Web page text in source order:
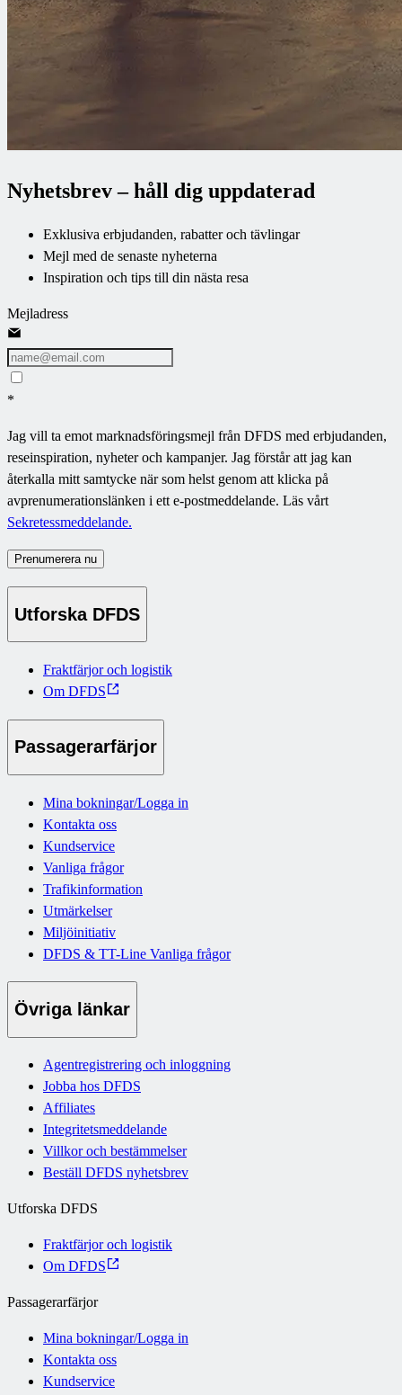
Nyhetsbrev – håll dig uppdaterad
Exklusiva erbjudanden, rabatter och tävlingar
Mejl med de senaste nyheterna
Inspiration och tips till din nästa resa
Mejladress
*
Jag vill ta emot marknadsföringsmejl från DFDS med erbjudanden,
reseinspiration, nyheter och kampanjer. Jag förstår att jag kan
återkalla mitt samtycke när som helst genom att klicka på
avprenumerationslänken i ett e-postmeddelande. Läs vårt
Sekretessmeddelande.
Prenumerera nu
Utforska DFDS
Fraktfärjor och logistik
Om DFDS
Passagerarfärjor
Mina bokningar/Logga in
Kontakta oss
Kundservice
Vanliga frågor
Trafikinformation
Utmärkelser
Miljöinitiativ
DFDS & TT-Line Vanliga frågor
Övriga länkar
Agentregistrering och inloggning
Jobba hos DFDS
Affiliates
Integritetsmeddelande
Villkor och bestämmelser
Beställ DFDS nyhetsbrev
Utforska DFDS
Fraktfärjor och logistik
Om DFDS
Passagerarfärjor
Mina bokningar/Logga in
Kontakta oss
Kundservice